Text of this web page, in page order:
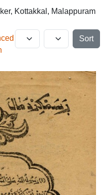
Kottakkal, Malappuram
Sort